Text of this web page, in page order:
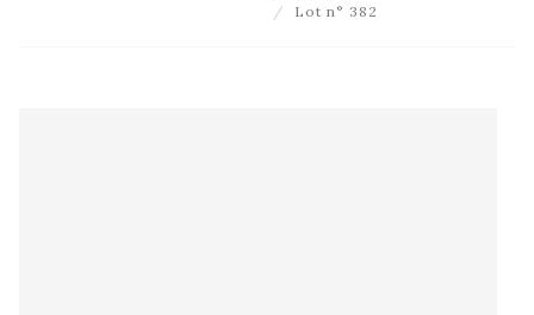
Lot n° 382